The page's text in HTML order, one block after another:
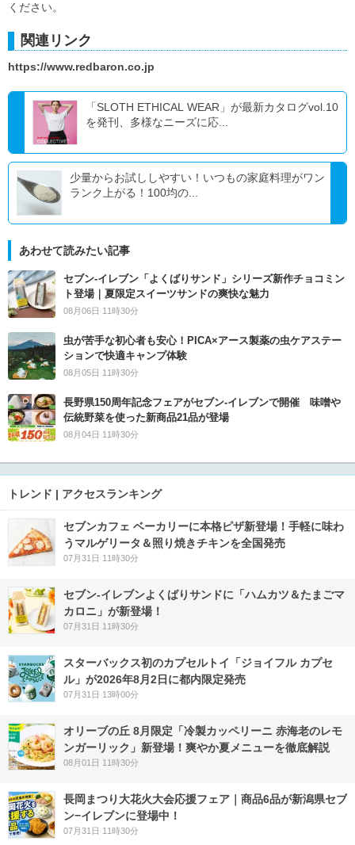
ください。
関連リンク
https://www.redbaron.co.jp
「SLOTH ETHICAL WEAR」が最新カタログvol.10
を発刊、多様なニーズに応...
少量からお試ししやすい！いつもの家庭料理がワン
ランク上がる！100均の...
あわせて読みたい記事
セブン‐イレブン「よくばりサンド」シリーズ新作チョコミン
ト登場｜夏限定スイーツサンドの爽快な魅力
08月06日 11時30分
虫が苦手な初心者も安心！PICA×アース製薬の虫ケアステー
ションで快適キャンプ体験
08月05日 11時30分
長野県150周年記念フェアがセブン-イレブンで開催 味噌や
伝統野菜を使った新商品21品が登場
08月04日 11時30分
トレンド | アクセスランキング
セブンカフェ ベーカリーに本格ピザ新登場！手軽に味わ
うマルゲリータ＆照り焼きチキンを全国発売
07月31日 11時30分
セブン‐イレブンよくばりサンドに「ハムカツ＆たまごマ
カロニ」が新登場！
07月31日 11時30分
スターバックス初のカプセルトイ「ジョイフル カプセ
ル」が2026年8月2日に都内限定発売
07月31日 13時00分
オリーブの丘 8月限定「冷製カッペリーニ 赤海老のレモ
ンガーリック」新登場！爽やか夏メニューを徹底解説
08月01日 11時30分
長岡まつり大花火大会応援フェア｜商品6品が新潟県セブ
ン−イレブンに登場中！
07月31日 11時30分